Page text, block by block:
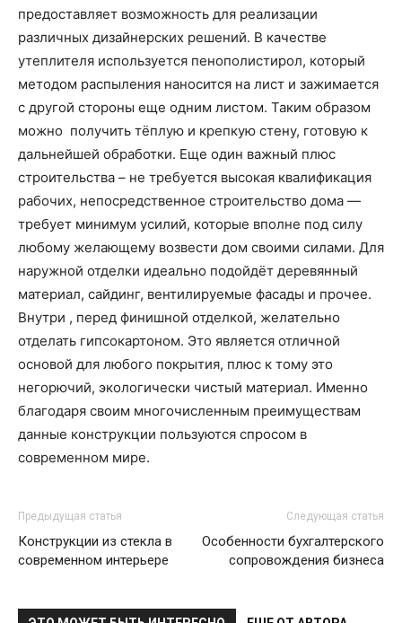
предоставляет возможность для реализации
различных дизайнерских решений. В качестве
утеплителя используется пенополистирол, который
методом распыления наносится на лист и зажимается
с другой стороны еще одним листом. Таким образом
можно получить тёплую и крепкую стену, готовую к
дальнейшей обработки. Еще один важный плюс
строительства – не требуется высокая квалификация
рабочих, непосредственное строительство дома —
требует минимум усилий, которые вполне под силу
любому желающему возвести дом своими силами. Для
наружной отделки идеально подойдёт деревянный
материал, сайдинг, вентилируемые фасады и прочее.
Внутри , перед финишной отделкой, желательно
отделать гипсокартоном. Это является отличной
основой для любого покрытия, плюс к тому это
негорючий, экологически чистый материал. Именно
благодаря своим многочисленным преимуществам
данные конструкции пользуются спросом в
современном мире.
Предыдущая статья
Конструкции из стекла в
современном интерьере
Следующая статья
Особенности бухгалтерского
сопровождения бизнеса